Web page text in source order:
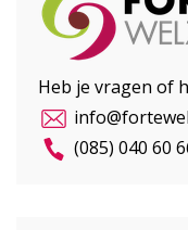
Heb je vragen of
(085) 040 60